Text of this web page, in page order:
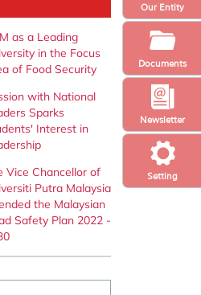
Setting
Newsletter
Our Entity
Documents
as a Leading
in the Focus
of ​​Food Security
with National
Sparks
Interest in
Vice Chancellor of
Putra Malaysia
the Malaysian
Safety Plan 2022 -